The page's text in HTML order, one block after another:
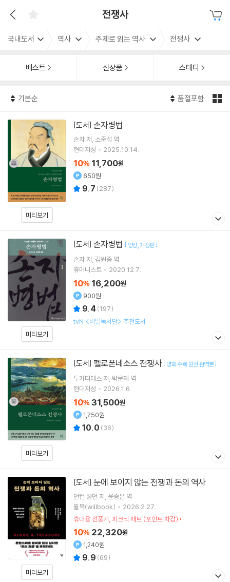
전쟁사
국내도서 역사 주제로 읽는 역사 전쟁사
베스트 신상품 스테디
기본순 품절포함
미리보기
[도서] 손자병법
손자저 소준섭 역
현대지성
2025.10.14.
10% 11,700원
650원
9.7 (287)
미리보기
[도서] 손자병법 [ 양장 개정판]
손자저 김원중 역
휴머니스트
2020.12.7.
10% 16,200원
900원
9.4 (197)
tvN <비밀독서단> 추천도서
미리보기
[도서] 펠로폰네소스 전쟁사 [ 명화 수록 원전 완역본]
투키디데스 저 박문재 역
현대지성
2026.1.6.
10% 31,500원
1,750원
10.0 (36)
미리보기
[도서] 눈에 보이지 않는 전쟁과 돈의 역사
던컨 웰던 저 윤종은 역
윌북(willbook)
2026.2.27.
휴대용 선풍기, 피크닉 매트 (포인트 차감)
10% 22,320원
1,240원
9.9 (69)